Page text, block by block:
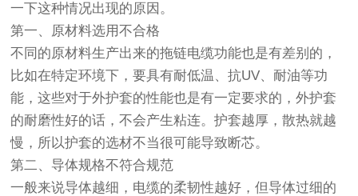
一下这种情况出现的原因。
第一、原材料选用不合格
不同的原材料生产出来的拖链电缆功能也是有差别的，
比如在特定环境下，要具有耐低温、抗UV、耐油等功
能，这些对于外护套的性能也是有一定要求的，外护套
的耐磨性好的话，不会产生粘连。护套越厚，散热就越
慢，所以护套的选材不当很可能导致断芯。
第二、导体规格不符合规范
一般来说导体越细，电缆的柔韧性越好，但导体过细的